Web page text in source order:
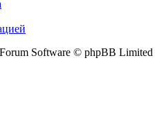
Software © phpBB Limited